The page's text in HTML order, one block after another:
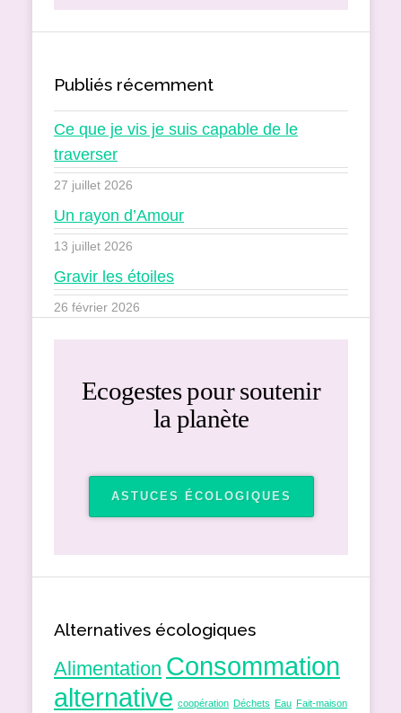
Publiés récemment
Ce que je vis je suis capable de le
traverser
27 juillet 2026
Un rayon d’Amour
13 juillet 2026
Gravir les étoiles
26 février 2026
Ecogestes pour soutenir
la planète
ASTUCES ÉCOLOGIQUES
Alternatives écologiques
Alimentation Consommation
alternative coopération Déchets Eau Fait-maison